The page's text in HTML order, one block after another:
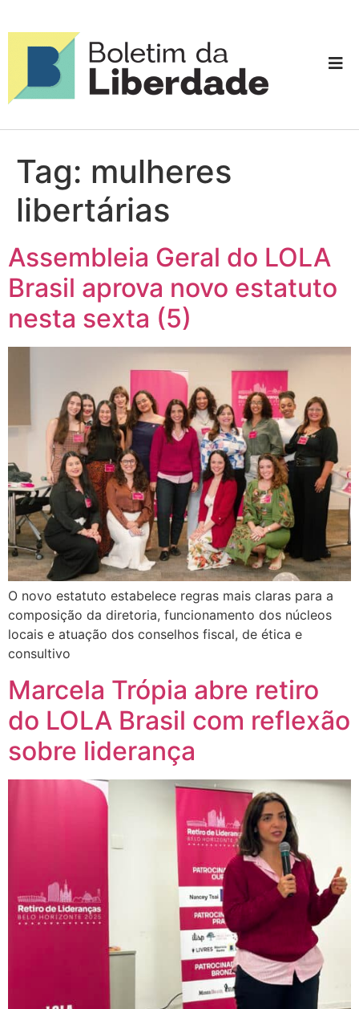
Tag: mulheres
libertárias
Assembleia Geral do LOLA
Brasil aprova novo estatuto
nesta sexta (5)
O novo estatuto estabelece regras mais claras para a
composição da diretoria, funcionamento dos núcleos
locais e atuação dos conselhos fiscal, de ética e
consultivo
Marcela Trópia abre retiro
do LOLA Brasil com reflexão
sobre liderança